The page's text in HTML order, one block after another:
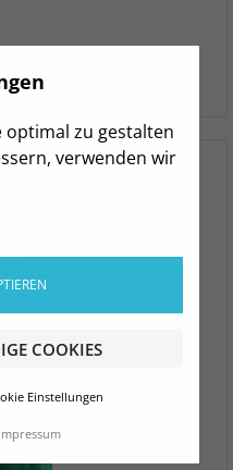
optimal zu gestalten
verwenden wir
COOKIES
Einstellungen
Impressum